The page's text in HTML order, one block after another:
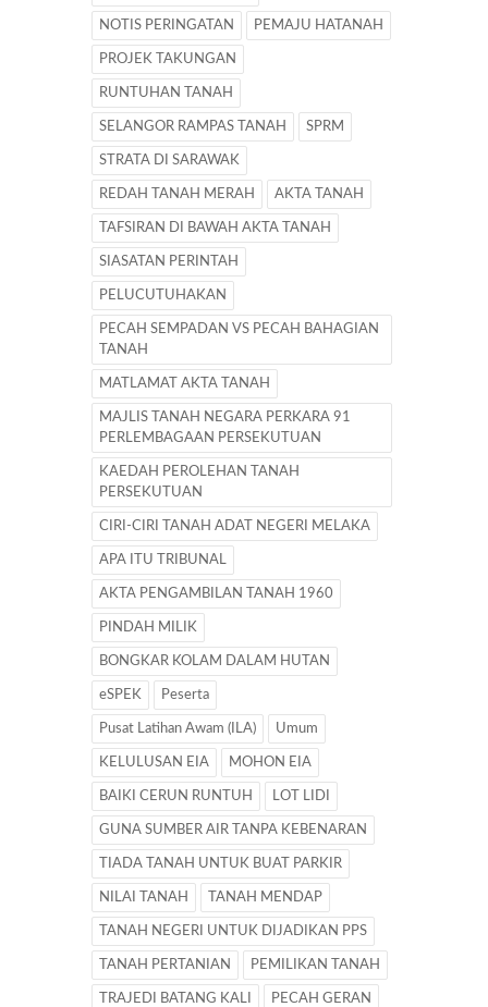
NOTIS PERINGATAN PEMAJU HATANAH
PROJEK TAKUNGAN
RUNTUHAN TANAH
SELANGOR RAMPAS TANAH SPRM
STRATA DI SARAWAK
REDAH TANAH MERAH AKTA TANAH
TAFSIRAN DI BAWAH AKTA TANAH
SIASATAN PERINTAH
PELUCUTUHAKAN
PECAH SEMPADAN VS PECAH BAHAGIAN
TANAH
MATLAMAT AKTA TANAH
MAJLIS TANAH NEGARA PERKARA 91
PERLEMBAGAAN PERSEKUTUAN
KAEDAH PEROLEHAN TANAH
PERSEKUTUAN
CIRI-CIRI TANAH ADAT NEGERI MELAKA
APA ITU TRIBUNAL
AKTA PENGAMBILAN TANAH 1960
PINDAH MILIK
BONGKAR KOLAM DALAM HUTAN
eSPEK Peserta
Pusat Latihan Awam (ILA) Umum
KELULUSAN EIA MOHON EIA
BAIKI CERUN RUNTUH LOT LIDI
GUNA SUMBER AIR TANPA KEBENARAN
TIADA TANAH UNTUK BUAT PARKIR
NILAI TANAH TANAH MENDAP
TANAH NEGERI UNTUK DIJADIKAN PPS
TANAH PERTANIAN PEMILIKAN TANAH
TRAJEDI BATANG KALI PECAH GERAN